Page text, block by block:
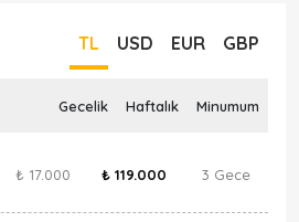
TL USD EUR GBP
Gecelik Haftalık Minumum
₺ 17.000 ₺ 119.000 3 Gece